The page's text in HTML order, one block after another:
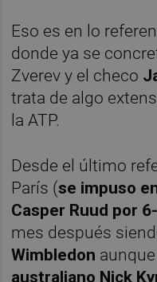
Eso es en lo
donde ya se
Zverev y el checo
trata de algo
la ATP.
Desde el último
París (se impuso
Casper Ruud por
mes después
Wimbledon aunque
australiano Nick